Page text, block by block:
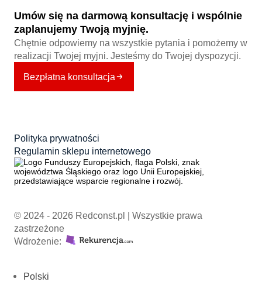
Umów się na darmową konsultację i wspólnie
zaplanujemy Twoją myjnię.
Chętnie odpowiemy na wszystkie pytania i pomożemy w
realizacji Twojej myjni. Jesteśmy do Twojej dyspozycji.
Bezpłatna konsultacja
Polityka prywatności
Regulamin sklepu internetowego
© 2024 - 2026 Redconst.pl | Wszystkie prawa
zastrzeżone
Wdrożenie:
Polski